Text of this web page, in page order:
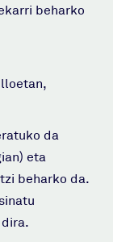
beharko
da
eta
beharko da.